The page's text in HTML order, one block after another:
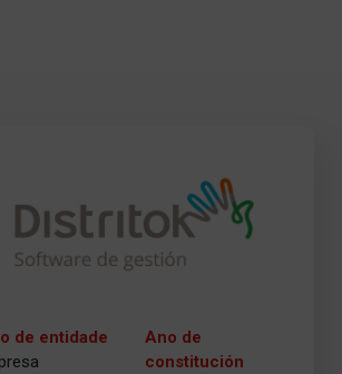
de entidade
Ano de
constitución